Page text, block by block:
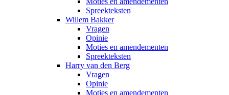
Spreekteksten
Willem Bakker
Vragen
Opinie
Moties en amendementen
Spreekteksten
Harry van den Berg
Vragen
Opinie
Moties en amendementen